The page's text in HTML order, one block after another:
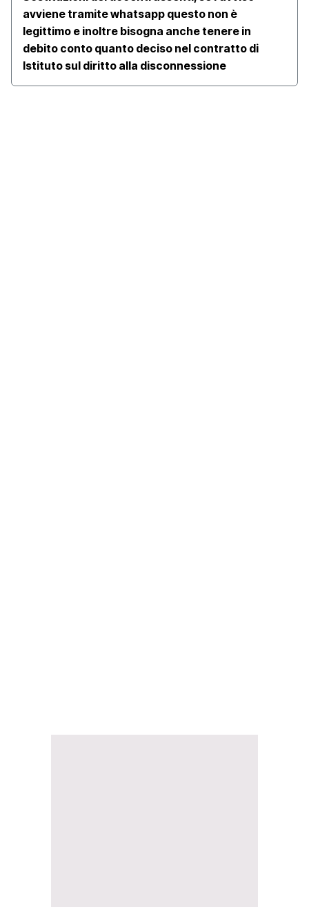
avviene tramite whatsapp questo non è
legittimo e inoltre bisogna anche tenere in
debito conto quanto deciso nel contratto di
Istituto sul diritto alla disconnessione